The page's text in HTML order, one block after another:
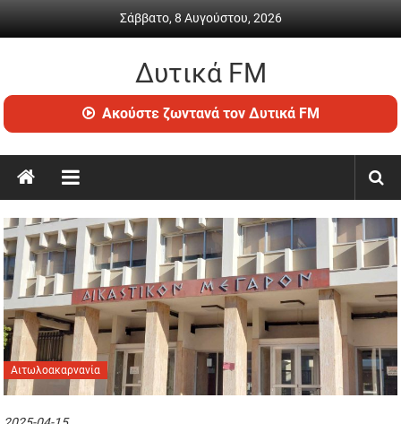
Σάββατο, 8 Αυγούστου, 2026
Δυτικά FM
Ραδιόφωνο
•
ενημέρωση
Ακούστε ζωντανά τον Δυτικά FM
Αιτωλοακαρνανία